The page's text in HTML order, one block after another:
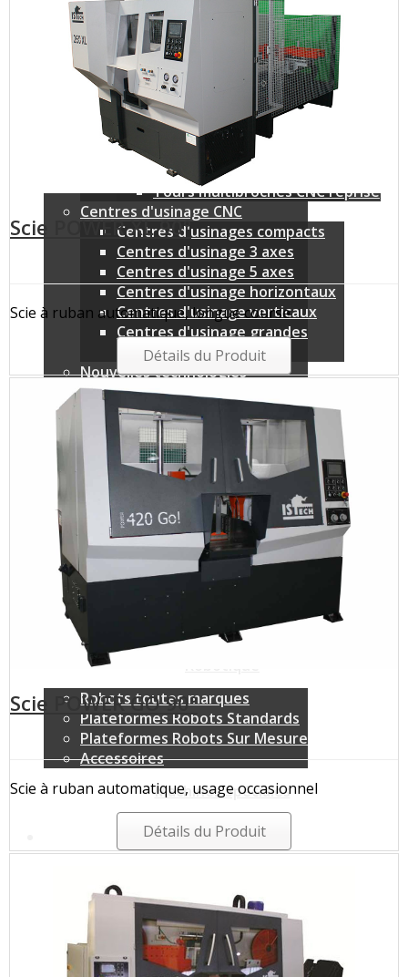
Shimada Kitako
QuickTech
DVK System
IsTech
Tours CNC
Tours poupées mobiles
Tours poupées fixes
Tours multibroche
Tours multibroches CNC barre
Tours multibroches CNC reprise
Centres d'usinage CNC
Centres d'usinages compacts
Centres d'usinage 3 axes
Centres d'usinage 5 axes
Centres d'usinage horizontaux
Centres d'usinage verticaux
Centres d'usinage grandes
dimensions
Nouvelles technologies
Centres d'usinage CNC 6 faces
Tours multibroches linéaire
Machines traditionnelles
Machines pour l'enseignement
Machines transfert
Axe horizontal
Axe vertical
Machines en stock
Scies CNC
Scies automatiques
Scies semi-automatiques
Scies manuelles
Robots toutes marques
Plateformes Robots Standards
Plateformes Robots Sur Mesure
Accessoires
Machines Spéciales
Société
Recrutements
Partenariat
Formations
Scie POWER XL 90°
Scie à ruban automatique, longue course
Détails du Produit
Scie POWER GO 90°
Scie à ruban automatique, usage occasionnel
Détails du Produit